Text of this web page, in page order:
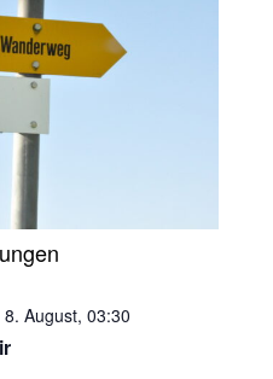
8. August, 03:30